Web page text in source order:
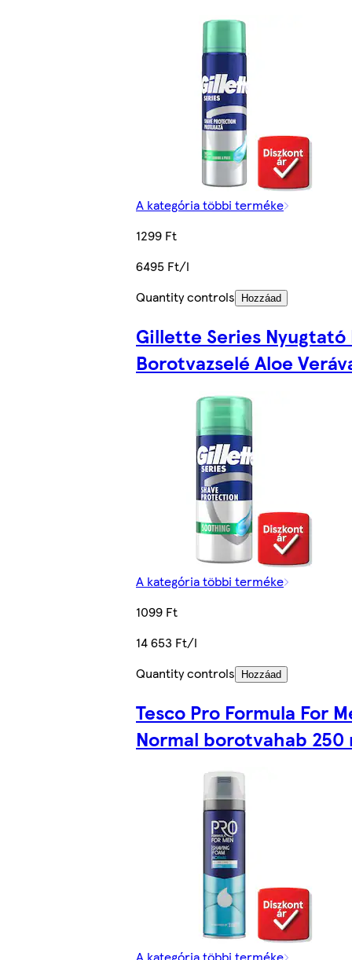
A kategória többi terméke
1299 Ft
6495 Ft/l
Quantity controls
Hozzáad
Gillette Series Nyugtató
Borotvazselé Aloe
A kategória többi terméke
1099 Ft
14 653 Ft/l
Quantity controls
Hozzáad
Tesco Pro Formula For
Normal borotvahab 250